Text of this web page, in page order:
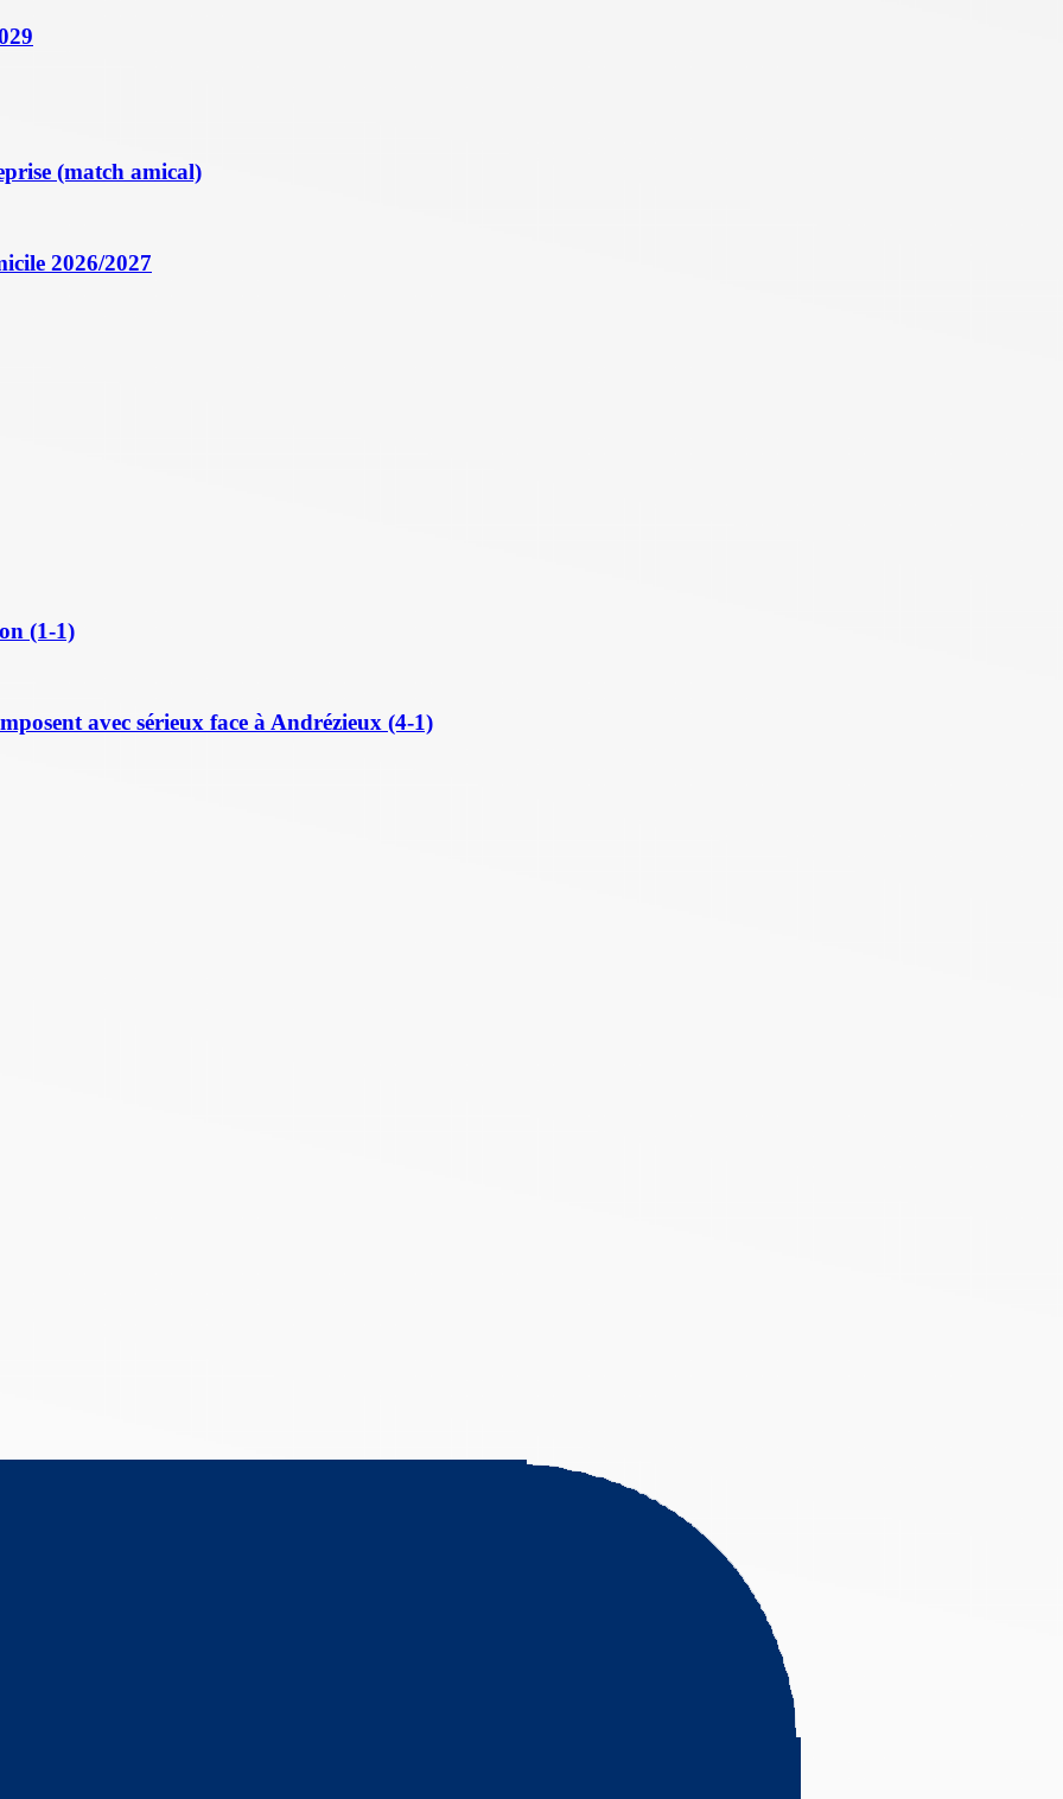
(match amical)
2026/2027
(1-1)
avec sérieux face à Andrézieux (4-1)